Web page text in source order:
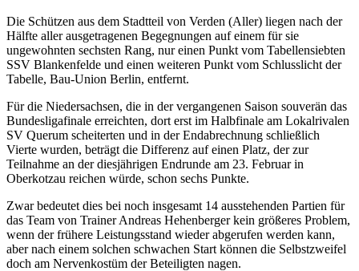
Die Schützen aus dem Stadtteil von Verden (Aller) liegen nach der
Hälfte aller ausgetragenen Begegnungen auf einem für sie
ungewohnten sechsten Rang, nur einen Punkt vom Tabellensiebten
SSV Blankenfelde und einen weiteren Punkt vom Schlusslicht der
Tabelle, Bau-Union Berlin, entfernt.
Für die Niedersachsen, die in der vergangenen Saison souverän das
Bundesligafinale erreichten, dort erst im Halbfinale am Lokalrivalen
SV Querum scheiterten und in der Endabrechnung schließlich
Vierte wurden, beträgt die Differenz auf einen Platz, der zur
Teilnahme an der diesjährigen Endrunde am 23. Februar in
Oberkotzau reichen würde, schon sechs Punkte.
Zwar bedeutet dies bei noch insgesamt 14 ausstehenden Partien für
das Team von Trainer Andreas Hehenberger kein größeres Problem,
wenn der frühere Leistungsstand wieder abgerufen werden kann,
aber nach einem solchen schwachen Start können die Selbstzweifel
doch am Nervenkostüm der Beteiligten nagen.